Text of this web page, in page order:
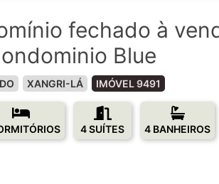
fechado à
Blue
XANGRI-LÁ IMÓVEL 9491
4 SUÍTES 4 BANHEIROS